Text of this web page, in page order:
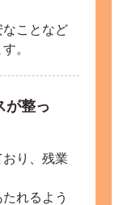
なことなど
。
が整っ
り、残業
れるよう